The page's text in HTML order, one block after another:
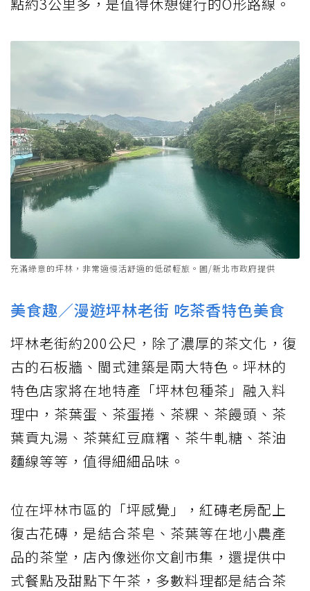
充滿綠意的坪林，非常適慢活舒適的低碳輕旅。圖/新北市政府提供
美食趣／漫遊坪林老街 吃茶香特色美食
坪林老街約200公尺，除了濃厚的茶文化，復
古的石板牆、閩式建築是兩大特色。坪林的
特色店家將在地特產「坪林包種茶」融入料
理中，茶葉蛋、茶蛋捲、茶粿、茶饅頭、茶
葉貢丸湯、茶葉紅豆麻糬、茶牛軋糖、茶油
麵線等等，值得細細品味。
位在坪林市區的「坪感覺」，紅磚老房配上
復古花磚，是結合茶皂、茶葉等在地小農產
品的茶堂，店內像迷你文創市集，還提供中
式餐點及甜點下午茶，多數料理都是結合茶